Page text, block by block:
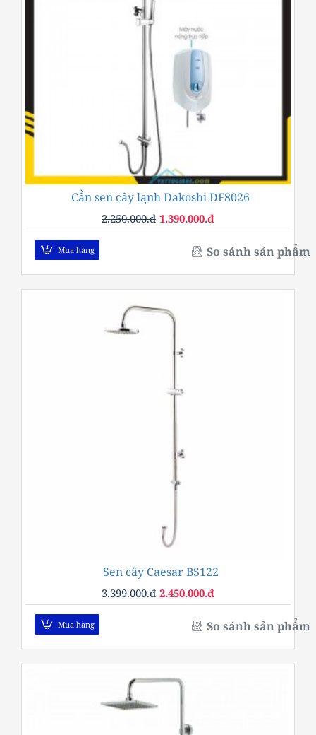
Cần sen cây lạnh Dakoshi DF8026
1.390.000.đ
2.250.000.đ
Mua hàng So sánh sản phẩm
Sen cây Caesar BS122
2.450.000.đ
3.399.000.đ
Mua hàng So sánh sản phẩm